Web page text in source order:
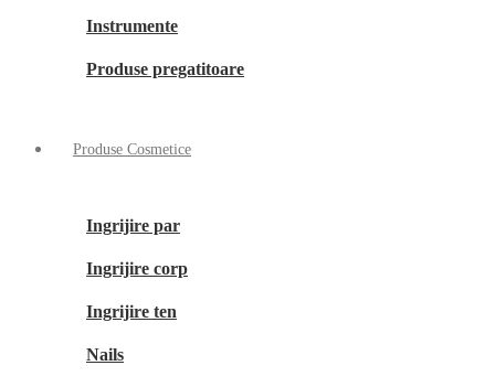
Instrumente
Produse pregatitoare
Produse Cosmetice
Ingrijire par
Ingrijire corp
Ingrijire ten
Nails